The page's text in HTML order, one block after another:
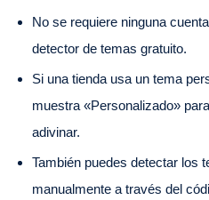
No se requiere ninguna
detector de temas gratuito.
Si una tienda usa un tema
muestra «Personalizado»
adivinar.
También puedes detectar los
manualmente a través del